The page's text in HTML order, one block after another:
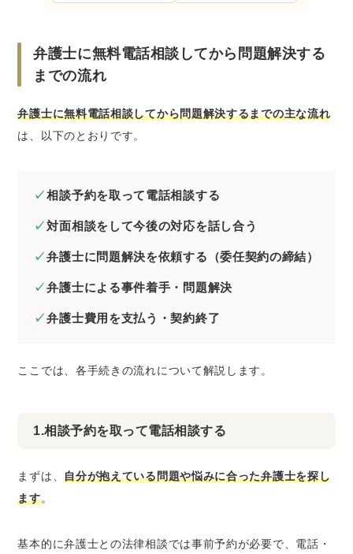
弁護士に無料電話相談してから問題解決する
までの流れ
弁護士に無料電話相談してから問題解決するまでの主な流れ
は、以下のとおりです。
相談予約を取って電話相談する
対面相談をして今後の対応を話し合う
弁護士に問題解決を依頼する（委任契約の締結）
弁護士による事件着手・問題解決
弁護士費用を支払う・契約終了
ここでは、各手続きの流れについて解説します。
1.相談予約を取って電話相談する
まずは、自分が抱えている問題や悩みに合った弁護士を探し
ます。
基本的に弁護士との法律相談では事前予約が必要で、電話・